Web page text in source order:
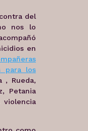
del
nos lo
en
para los
, Rueda,
Petania
violencia